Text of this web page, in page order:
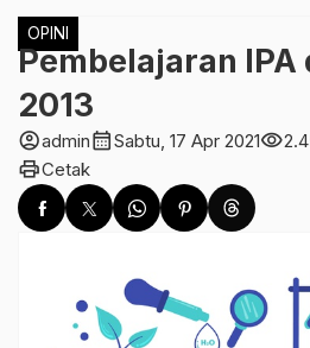
OPINI
Pembelajaran
2013
account_circleadmincalendar_monthSabtu, 17 Apr 2021visibility
printCetak